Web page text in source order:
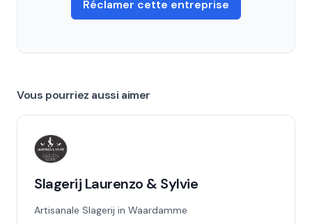
Réclamer cette entreprise
Vous pourriez aussi aimer
Slagerij Laurenzo & Sylvie
Artisanale Slagerij in Waardamme